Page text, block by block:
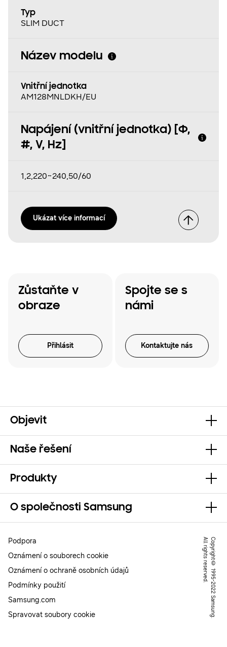
Typ
SLIM DUCT
Název modelu
Vnitřní jednotka
AM128MNLDKH/EU
Napájení (vnitřní jednotka) [Φ,
#, V, Hz]
1,2,220~240,50/60
Ukázat více informací
Zůstaňte v
obraze
Přihlásit
Spojte se s
námi
Kontaktujte nás
Objevit
Naše řešení
Produkty
O společnosti Samsung
C
o
p
y
r
ig
h
t
©
1
9
9
5
-
2
0
2
2
S
a
m
s
u
n
g
.
A
l
l
r
ig
h
t
s
r
e
s
e
r
v
e
d
.
Podpora
Oznámení o souborech cookie
Oznámení o ochraně osobních údajů
Podmínky použití
Samsung.com
Spravovat soubory cookie